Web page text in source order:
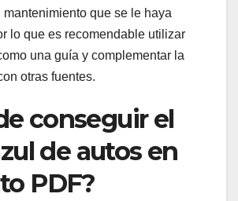
mantenimiento que se le haya
lo que es recomendable utilizar
una guía y complementar la
otras fuentes.
conseguir el
de autos en
PDF?